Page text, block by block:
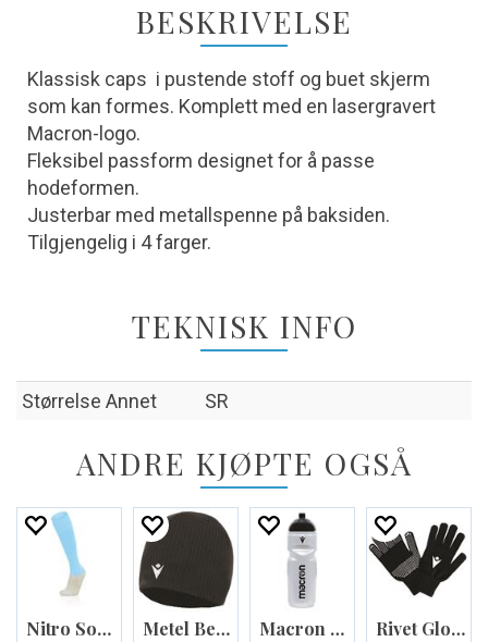
BESKRIVELSE
Klassisk caps i pustende stoff og buet skjerm
som kan formes. Komplett med en lasergravert
Macron-logo.
Fleksibel passform designet for å passe
hodeformen.
Justerbar med metallspenne på baksiden.
Tilgjengelig i 4 farger.
TEKNISK INFO
Størrelse Annet SR
ANDRE KJØPTE OGSÅ
Nitro Socks Metel Beanie Macron Drikkeflaske 800ml Rivet Gloves